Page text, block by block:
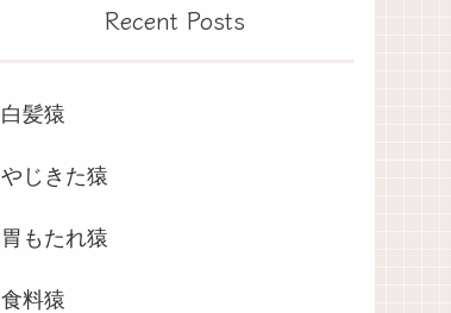
Recent Posts
白髪猿
やじきた猿
胃もたれ猿
食料猿